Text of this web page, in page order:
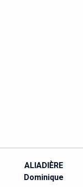
ALIADIÈRE
Dominique